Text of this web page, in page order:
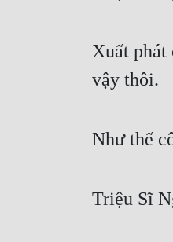
Xuất phát
vậy thôi.
Như thế
Triệu Sĩ